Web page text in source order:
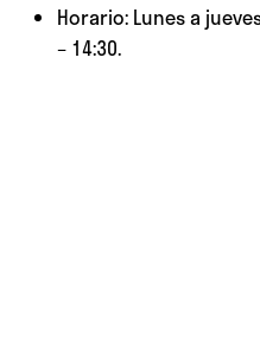
Horario: Lunes a
– 14:30.